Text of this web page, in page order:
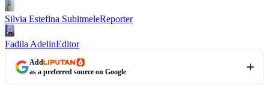
Silvia Estefina SubitmeleReporter
Fadila AdelinEditor
Add
as a preferred source on Google